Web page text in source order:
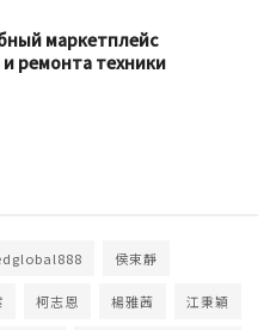
маркетплейс
ремонта техники
侯束靜
柯志恩 楊雅茜 江秉穎